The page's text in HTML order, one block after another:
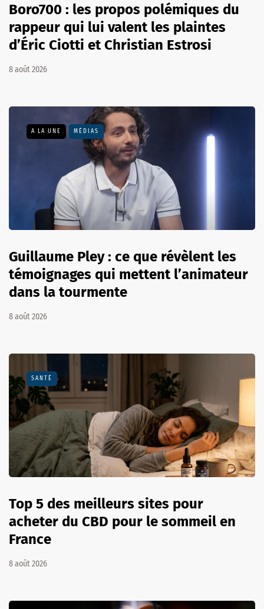
Boro700 : les propos polémiques du
rappeur qui lui valent les plaintes
d’Éric Ciotti et Christian Estrosi
8 août 2026
A LA UNE MÉDIAS
Guillaume Pley : ce que révèlent les
témoignages qui mettent l’animateur
dans la tourmente
8 août 2026
SANTÉ
Top 5 des meilleurs sites pour
acheter du CBD pour le sommeil en
France
8 août 2026